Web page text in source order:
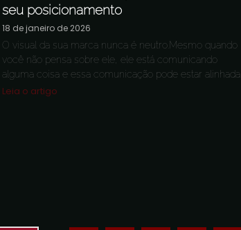
seu posicionamento
18 de janeiro de 2026
O visual da sua marca nunca é neutro.Mesmo quando
você não pensa sobre ele, ele está comunicando
alguma coisa e essa comunicação pode estar alinhada...
Leia o artigo